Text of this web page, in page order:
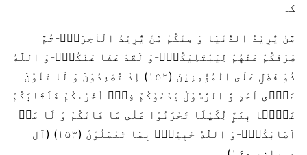
کہ
مَّنْ یُّرِیْدُ الدُّنْیَا وَ مِنْكُمْ مَّنْ یُّرِیْدُ الْاٰخِرَةَۚ-ثُمَّ
صَرَفَكُمْ عَنْهُمْ لِیَبْتَلِیَكُمْۚ-وَ لَقَدْ عَفَا عَنْكُمْؕ-وَ اللّٰهُ
ذُوْ فَضْلٍ عَلَى الْمُؤْمِنِیْنَ (۱۵۲) اِذْ تُصْعِدُوْنَ وَ لَا تَلْوٗنَ
عَلٰۤى اَحَدٍ وَّ الرَّسُوْلُ یَدْعُوْكُمْ فِیْۤ اُخْرٰىكُمْ فَاَثَابَكُمْ
غَمًّۢا بِغَمٍّ لِّكَیْلَا تَحْزَنُوْا عَلٰى مَا فَاتَكُمْ وَ لَا مَاۤ
اَصَابَكُمْؕ-وَ اللّٰهُ خَبِیْرٌۢ بِمَا تَعْمَلُوْنَ (۱۵۳) (آل